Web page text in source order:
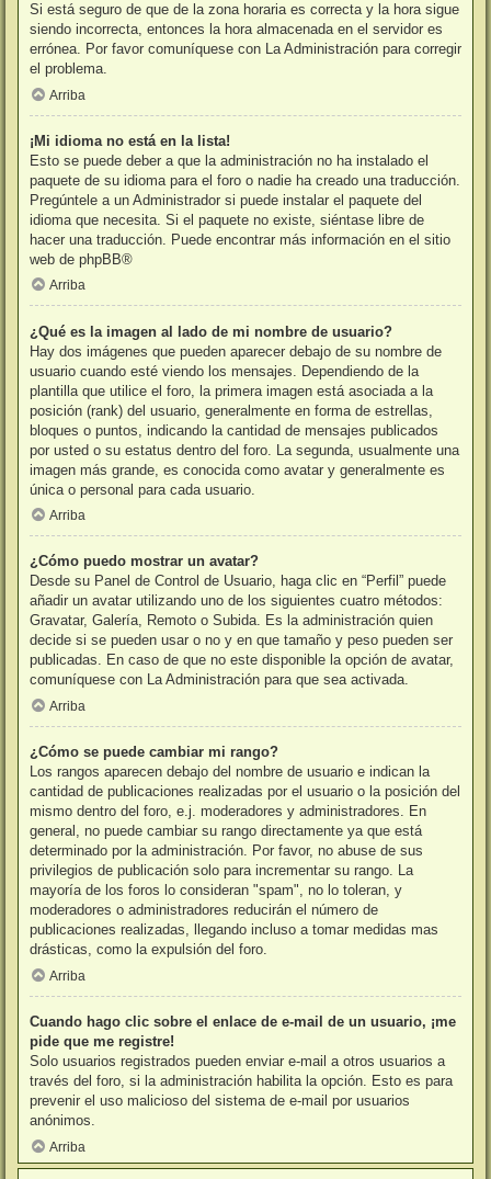
Si está seguro de que de la zona horaria es correcta y la hora sigue
siendo incorrecta, entonces la hora almacenada en el servidor es
errónea. Por favor comuníquese con La Administración para corregir
el problema.
Arriba
¡Mi idioma no está en la lista!
Esto se puede deber a que la administración no ha instalado el
paquete de su idioma para el foro o nadie ha creado una traducción.
Pregúntele a un Administrador si puede instalar el paquete del
idioma que necesita. Si el paquete no existe, siéntase libre de
hacer una traducción. Puede encontrar más información en el sitio
web de phpBB®
Arriba
¿Qué es la imagen al lado de mi nombre de usuario?
Hay dos imágenes que pueden aparecer debajo de su nombre de
usuario cuando esté viendo los mensajes. Dependiendo de la
plantilla que utilice el foro, la primera imagen está asociada a la
posición (rank) del usuario, generalmente en forma de estrellas,
bloques o puntos, indicando la cantidad de mensajes publicados
por usted o su estatus dentro del foro. La segunda, usualmente una
imagen más grande, es conocida como avatar y generalmente es
única o personal para cada usuario.
Arriba
¿Cómo puedo mostrar un avatar?
Desde su Panel de Control de Usuario, haga clic en “Perfil” puede
añadir un avatar utilizando uno de los siguientes cuatro métodos:
Gravatar, Galería, Remoto o Subida. Es la administración quien
decide si se pueden usar o no y en que tamaño y peso pueden ser
publicadas. En caso de que no este disponible la opción de avatar,
comuníquese con La Administración para que sea activada.
Arriba
¿Cómo se puede cambiar mi rango?
Los rangos aparecen debajo del nombre de usuario e indican la
cantidad de publicaciones realizadas por el usuario o la posición del
mismo dentro del foro, e.j. moderadores y administradores. En
general, no puede cambiar su rango directamente ya que está
determinado por la administración. Por favor, no abuse de sus
privilegios de publicación solo para incrementar su rango. La
mayoría de los foros lo consideran "spam", no lo toleran, y
moderadores o administradores reducirán el número de
publicaciones realizadas, llegando incluso a tomar medidas mas
drásticas, como la expulsión del foro.
Arriba
Cuando hago clic sobre el enlace de e-mail de un usuario, ¡me
pide que me registre!
Solo usuarios registrados pueden enviar e-mail a otros usuarios a
través del foro, si la administración habilita la opción. Esto es para
prevenir el uso malicioso del sistema de e-mail por usuarios
anónimos.
Arriba